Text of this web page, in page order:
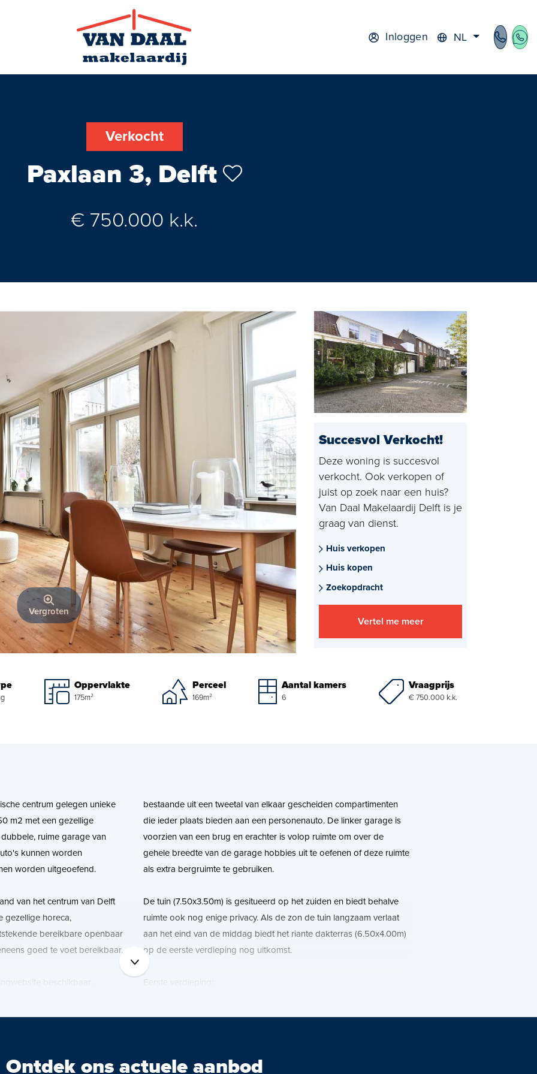
Inloggen NL
Zoekopdracht
Vestiging Delft Vestiging Rijswijk
Verkocht
Paxlaan 3, Delft
€ 750.000 k.k.
Vergroten
Succesvol Verkocht!
Deze woning is succesvol
verkocht. Ook verkopen of
juist op zoek naar een huis?
Van Daal Makelaardij Delft is je
graag van dienst.
Huis verkopen
Huis kopen
Zoekopdracht
Vertel me meer
Oppervlakte
175m²
Perceel
169m²
Aantal kamers
6
Vraagprijs
€ 750.000 k.k.
centrum gelegen unieke
m2 met een gezellige
ruime garage van
kunnen worden
worden uitgeoefend.
van het centrum van Delft
gezellige horeca,
bereikbare openbaar
goed te voet bereikbaar.
beschikbaar.
deze woning kunt vinden.
worden geparkeerd.
bestaande uit een tweetal van elkaar gescheiden compartimenten
die ieder plaats bieden aan een personenauto. De linker garage is
voorzien van een brug en erachter is volop ruimte om over de
gehele breedte van de garage hobbies uit te oefenen of deze ruimte
als extra bergruimte te gebruiken.
De tuin (7.50x3.50m) is gesitueerd op het zuiden en biedt behalve
ruimte ook nog enige privacy. Als de zon de tuin langzaam verlaat
aan het eind van de middag biedt het riante dakterras (6.50x4.00m)
op de eerste verdieping nog uitkomst.
Eerste verdieping:
slaapkamers van (3.94x3.67m), (3.75x3.20m), (3.77x3.94m) en
Er is nog een tweede, kleinere badkamer die is voorzien van een
Ontdek ons actuele aanbod